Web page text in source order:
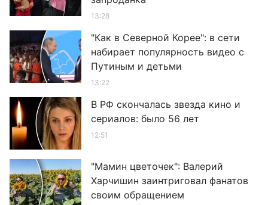
13:28
"Как в Северной Корее": в сети
набирает популярность видео с
Путиным и детьми
13:22
В РФ скончалась звезда кино и
сериалов: было 56 лет
12:51
"Мамин цветочек": Валерий
Харчишин заинтриговал фанатов
своим обращением